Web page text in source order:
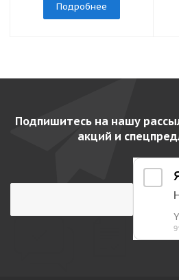
Подробнее
Подпишитесь на нашу
акций и